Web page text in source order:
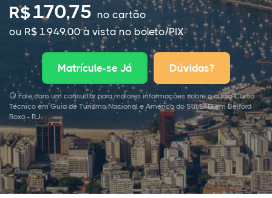
R$170,75 no cartão
ou R$ 1.949,00 à vista no boleto/PIX
Matrícule-se Já Dúvidas?
Fale com um consultor para maiores informações sobre o curso Curso
Técnico em Guia de Turismo Nacional e América do Sul EAD em Belford
Roxo - RJ.